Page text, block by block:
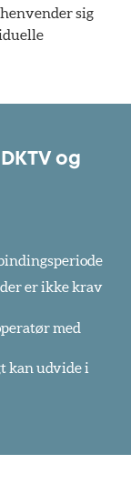
sig
og
er ikke krav
med
kan udvide i